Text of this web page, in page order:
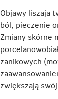
Objawy liszaja
ból, pieczenie
Zmiany skórne
zanikowych
zwiększają